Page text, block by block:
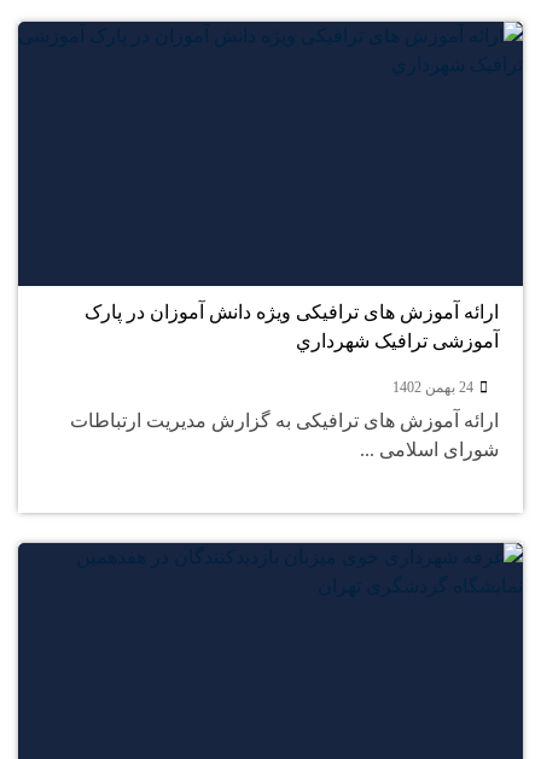
ارائه آموزش های ترافیکی ویژه دانش آموزان در پارک
آموزشی ترافیک شهرداري
24 بهمن 1402
ارائه آموزش های ترافیکی به گزارش مدیریت ارتباطات
شورای اسلامی ...